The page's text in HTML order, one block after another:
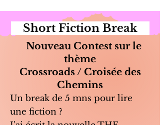
Short Fiction Break
Nouveau Contest sur le
thème
Crossroads / Croisée des
Chemins
Un break de 5 mns pour lire
une fiction ?